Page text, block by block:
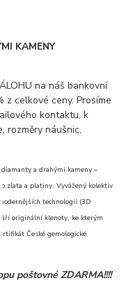
KAMENY
na náš bankovní
z celkové ceny. Prosíme
kontaktu, k
rozměry náušnic,
a drahými kameny –
zlata a platiny. Vyvážený kolektiv
technologií (3D
originální klenoty, ke kterým
České gemologické
poštovné ZDARMA!!!!